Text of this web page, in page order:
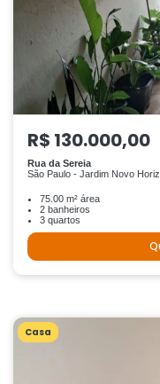
R$ 130.000,00
Rua da Sereia
São Paulo - Jardim Novo
75.00 m² área
2 banheiros
3 quartos
Casa